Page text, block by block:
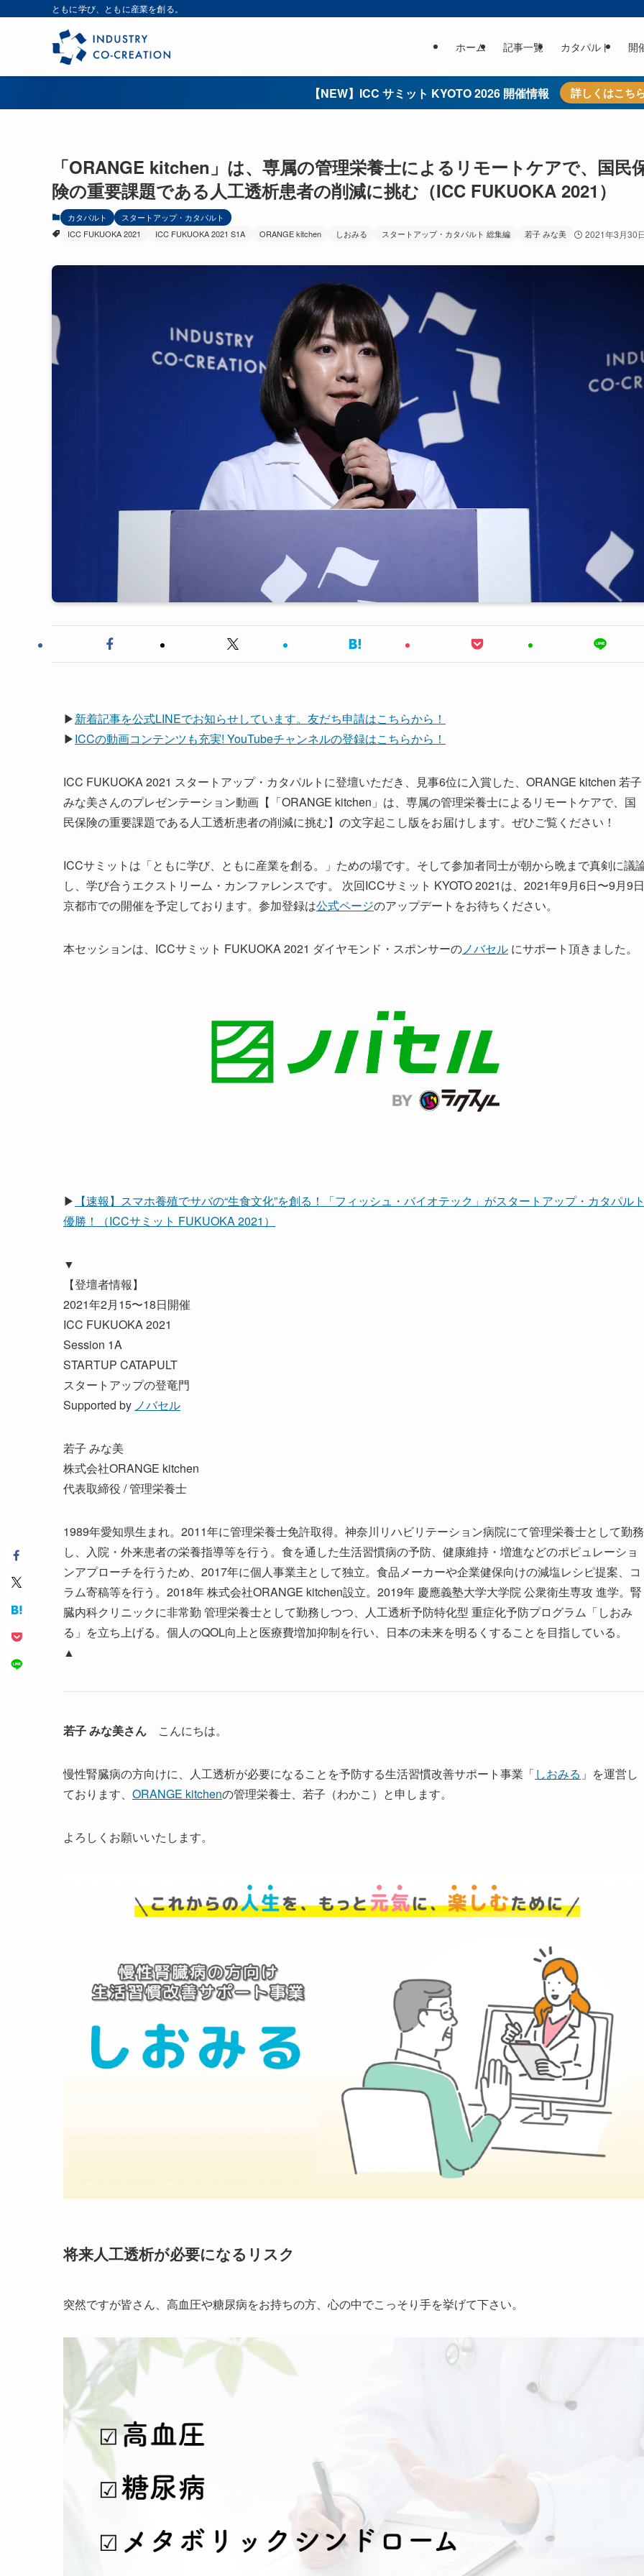
ともに学び、ともに産業を創る。
ホーム 記事一覧 カタパルト 開
【NEW】ICC サミット KYOTO 2026 開催情報 詳しくはこち
「ORANGE kitchen」は、専属の管理栄養士によるリモートケアで、国民
険の重要課題である人工透析患者の削減に挑む（ICC FUKUOKA 2021）
カタパルト
スタートアップ・カタパルト
ICC FUKUOKA 2021
ICC FUKUOKA 2021 S1A ORANGE kitchen しおみる スタートアップ・カタパルト 総集編 若子 みな美 2021年3月30
▶新着記事を公式LINEでお知らせしています。友だち申請はこちらから！
▶ICCの動画コンテンツも充実! YouTubeチャンネルの登録はこちらから！
ICC FUKUOKA 2021 スタートアップ・カタパルトに登壇いただき、見事6位に入賞した、ORANGE kitchen 若子
みな美さんのプレゼンテーション動画【「ORANGE kitchen」は、専属の管理栄養士によるリモートケアで、国
民保険の重要課題である人工透析患者の削減に挑む】の文字起こし版をお届けします。ぜひご覧ください！
ICCサミットは「ともに学び、ともに産業を創る。」ための場です。そして参加者同士が朝から晩まで真剣に議
し、学び合うエクストリーム・カンファレンスです。 次回ICCサミット KYOTO 2021は、2021年9月6日〜9月9日
京都市での開催を予定しております。参加登録は公式ページのアップデートをお待ちください。
本セッションは、ICCサミット FUKUOKA 2021 ダイヤモンド・スポンサーのノバセル にサポート頂きました。
▶ 【速報】スマホ養殖でサバの“生食文化”を創る！「フィッシュ・バイオテック」がスタートアップ・カタパル
優勝！（ICCサミット FUKUOKA 2021）
▼
【登壇者情報】
2021年2月15〜18日開催
ICC FUKUOKA 2021
Session 1A
STARTUP CATAPULT
スタートアップの登竜門
Supported by ノバセル
若子 みな美
株式会社ORANGE kitchen
代表取締役 / 管理栄養士
1989年愛知県生まれ。2011年に管理栄養士免許取得。神奈川リハビリテーション病院にて管理栄養士として勤務
し、入院・外来患者の栄養指導等を行う。食を通した生活習慣病の予防、健康維持・増進などのポピュレーショ
ンアプローチを行うため、2017年に個人事業主として独立。食品メーカーや企業健保向けの減塩レシピ提案、コ
ラム寄稿等を行う。2018年 株式会社ORANGE kitchen設立。2019年 慶應義塾大学大学院 公衆衛生専攻 進学。腎
臓内科クリニックに非常勤 管理栄養士として勤務しつつ、人工透析予防特化型 重症化予防プログラム「しおみ
る」を立ち上げる。個人のQOL向上と医療費増加抑制を行い、日本の未来を明るくすることを目指している。
▲
若子 みな美さん こんにちは。
慢性腎臓病の方向けに、人工透析が必要になることを予防する生活習慣改善サポート事業「しおみる 」を運営し
ております、 ORANGE kitchenの管理栄養士、若子（わかこ）と申します。
よろしくお願いいたします。
将来人工透析が必要になるリスク
突然ですが皆さん、高血圧や糖尿病をお持ちの方、心の中でこっそり手を挙げて下さい。